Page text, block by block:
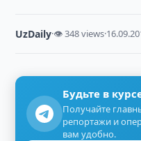
UzDaily·👁 348 views·
Будьте в
Получайте
репортажи и
вам удобно.